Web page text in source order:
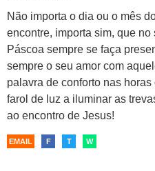
Não importa o dia ou o mês
encontre, importa sim, que
Páscoa sempre se faça
sempre o seu amor com
palavra de conforto nas
farol de luz a iluminar as
ao encontro de Jesus!
EMAIL F T W